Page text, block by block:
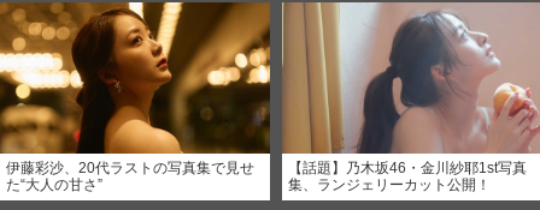
伊藤彩沙、20代ラストの写真集で見せ
た“大人の甘さ”
【話題】乃木坂46・金川紗耶1st写真
集、ランジェリーカット公開！